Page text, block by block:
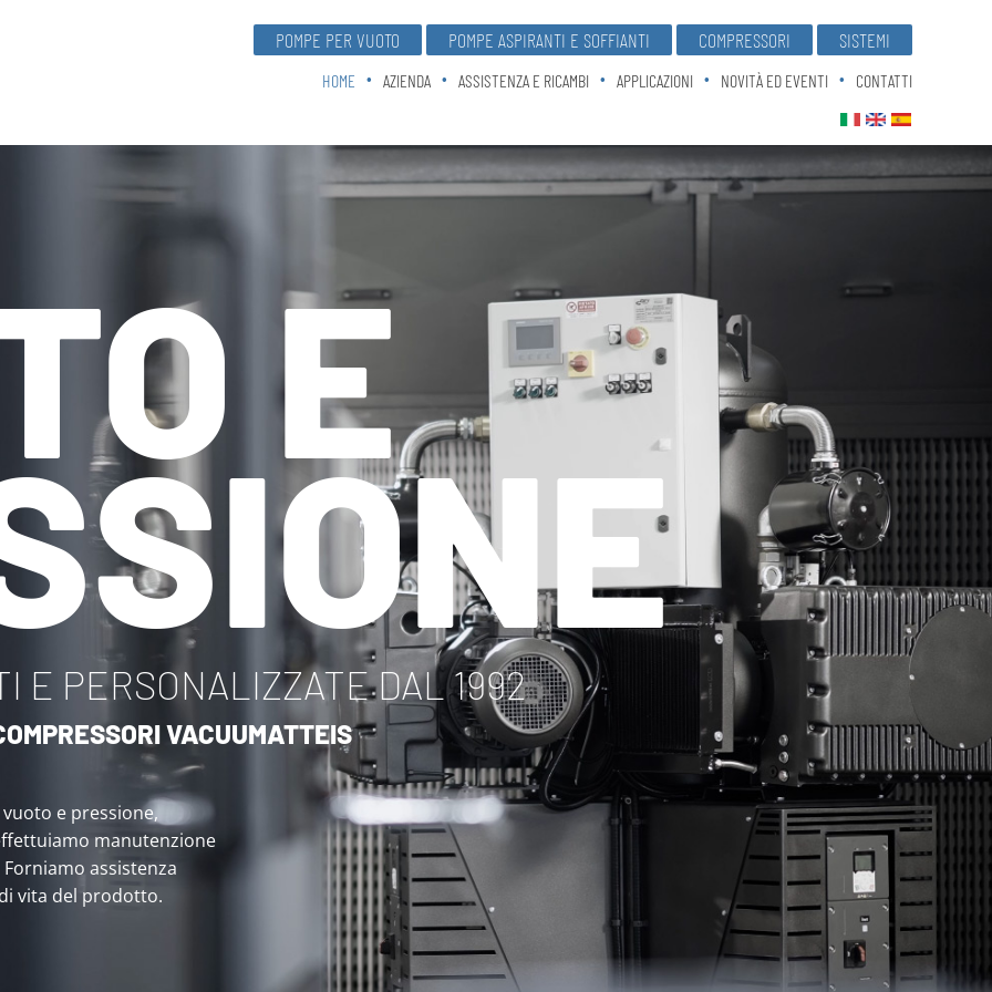
POMPE PER VUOTO POMPE ASPIRANTI E SOFFIANTI COMPRESSORI SISTEMI
HOME AZIENDA ASSISTENZA E RICAMBI APPLICAZIONI NOVITÀ ED EVENTI CONTATTI
E
E PERSONALIZZATE DAL 1992
VACUUMATTEIS
e pressione,
manutenzione
assistenza
vita del prodotto.